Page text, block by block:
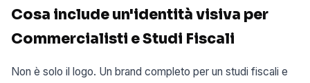
Cosa include un'identità visiva per
Commercialisti e Studi Fiscali
Non è solo il logo. Un brand completo per un studi fiscali e